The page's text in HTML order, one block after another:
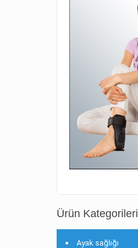
Ürün Kategorileri
Ayak sağlığı